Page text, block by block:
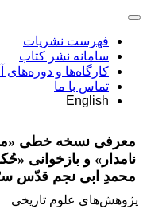
فهرست نشریات
سامانه نشر کتاب
کارگاه‌ها و
تماس با ما
English
معرفی نسخه خطی
نامدار» و بازخوانی
محمدِ ابی نجم قدّس
پژوهش‌های علوم تاریخی